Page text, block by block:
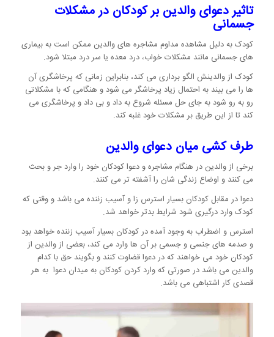
تاثیر دعوای والدین بر کودکان درمشکلات
جسمانی
کودک به دلیل مشاهده مداوم مشاجره های والدین ممکن است به بیماری
های جسمانی مانند مشکلات خواب، درد معده یا سر درد مبتلا شود.
کودک از والدینش الگو برداری می کند، بنابراین زمانی که پرخاشگری آن
ها را می بیند به احتمال زیاد پرخاشگر می شود و هنگامی که با مشکلاتی
رو به رو شود به جای حل مسئله شروع به داد و بی داد و پرخاشگری می
کند تا از این طریق بر مشکلات خود غلبه کند.
طرف کشی میان دعوای والدین
برخی از والدین در هنگام مشاجره و دعوا کودکان خود را وارد جر و بحث
می کنند و اوضاع زندگی شان را آشفته تر می کنند.
دعوا در مقابل کودکان بسیار استرس زا و آسیب زننده می باشد و وقتی که
کودک وارد درگیری شود شرایط بدتر خواهد شد.
استرس و اضطراب به وجود آمده در کودکان بسیار آسیب زننده خواهد بود
و صدمه های جنسی و جسمی بر آن ها وارد می کند، بعضی از والدین از
کودکان خود می خواهند که در دعوا قضاوت کنند و بگویند حق با کدام
والدین می باشد در صورتی که وارد کردن کودکان به میدان دعوا به هر
قصدی کار اشتباهی می باشد.